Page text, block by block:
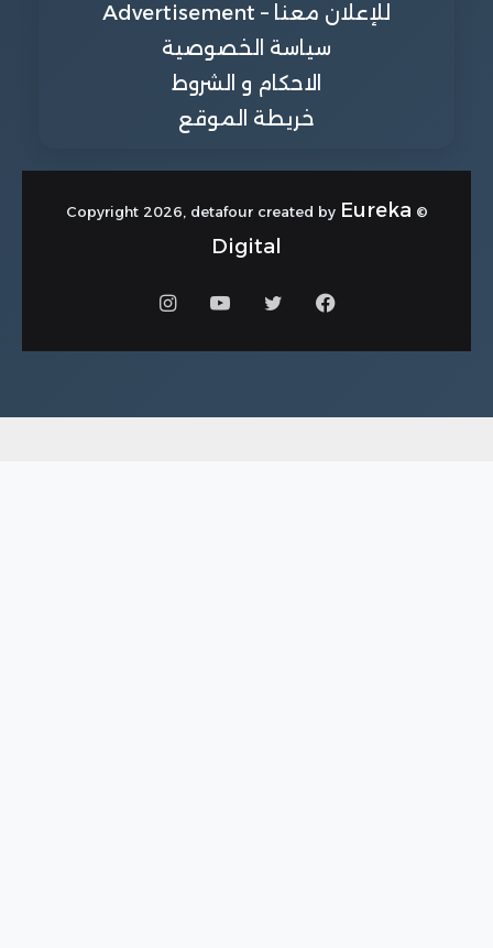
للإعلان معنا – Advertisement
سياسة الخصوصية
الاحكام و الشروط
خريطة الموقع
© Copyright 2026, detafour created by
Eureka
Digital
فيسبوكتويتر يوتيوبانستقرام